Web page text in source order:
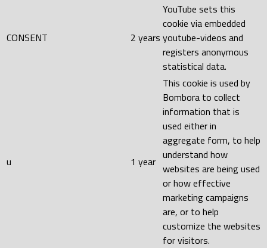
CONSENT 2 years
YouTube sets this
cookie via embedded
youtube-videos and
registers anonymous
statistical data.
u 1 year
This cookie is used by
Bombora to collect
information that is
used either in
aggregate form, to help
understand how
websites are being used
or how effective
marketing campaigns
are, or to help
customize the websites
for visitors.